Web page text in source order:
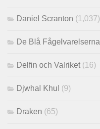
Daniel Scranton (1,037)
De Blå Fågelvarelserna
Delfin och Valriket (16)
Djwhal Khul (9)
Draken (65)